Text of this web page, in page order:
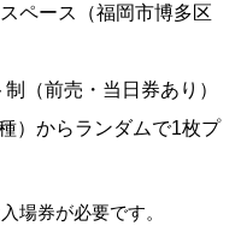
ペース（福岡市博多区
（前売・当日券あり）
）からランダムで1枚プ
場券が必要です。